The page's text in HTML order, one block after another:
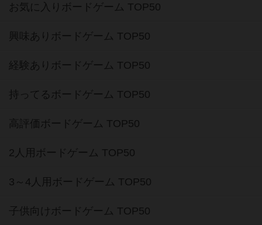
お気に入りボードゲーム TOP50
興味ありボードゲーム TOP50
経験ありボードゲーム TOP50
持ってるボードゲーム TOP50
高評価ボードゲーム TOP50
2人用ボードゲーム TOP50
3～4人用ボードゲーム TOP50
子供向けボードゲーム TOP50